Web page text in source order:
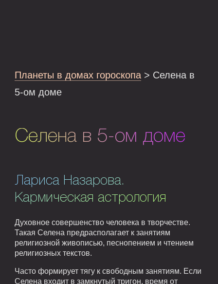
Планеты в домах гороскопа > Селена в
5-ом доме
Селена в 5-ом доме
Лариса Назарова.
Кармическая астрология
Духовное совершенство человека в творчестве.
Такая Селена предрасполагает к занятиям
религиозной живописью, песнопением и чтением
религиозных текстов.
Часто формирует тягу к свободным занятиям. Если
Селена входит в замкнутый тригон, время от